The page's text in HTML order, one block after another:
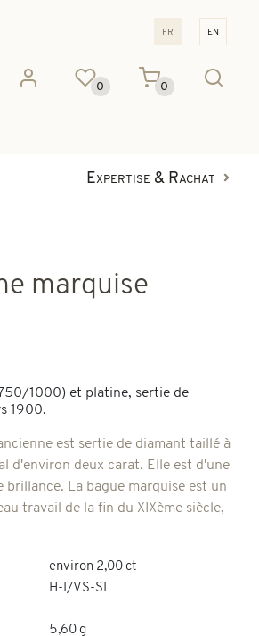
fr en
0 0
Expertise & Rachat
marquise
1000) et platine, sertie de
1900.
est sertie de diamant taillé à
d'environ deux carat. Elle est d'une
brillance. La bague marquise est un
travail de la fin du XIXème siècle,
environ 2,00 ct
H-I/VS-SI
5,60 g